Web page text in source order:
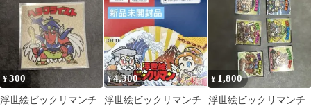
¥300
浮世絵ビックリマンチ
¥4,300
浮世絵ビックリマンチ
¥ 1,800
浮世絵ビックリマンチ